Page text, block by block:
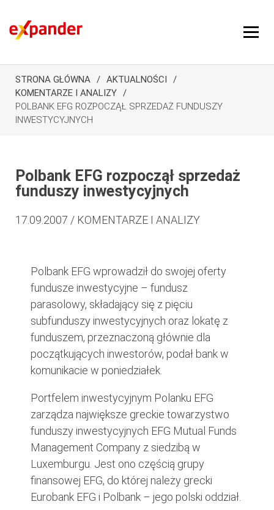
STRONA GŁÓWNA
AKTUALNOŚCI
KOMENTARZE I ANALIZY
POLBANK EFG ROZPOCZĄŁ SPRZEDAŻ FUNDUSZY
INWESTYCYJNYCH
Polbank EFG rozpoczął sprzedaż
funduszy inwestycyjnych
17.09.2007 / KOMENTARZE I ANALIZY
Polbank EFG wprowadził do swojej oferty
fundusze inwestycyjne – fundusz
parasolowy, składający się z pięciu
subfunduszy inwestycyjnych oraz lokatę z
funduszem, przeznaczoną głównie dla
początkujących inwestorów, podał bank w
komunikacie w poniedziałek.
Portfelem inwestycyjnym Polanku EFG
zarządza największe greckie towarzystwo
funduszy inwestycyjnych EFG Mutual Funds
Management Company z siedzibą w
Luxemburgu. Jest ono częścią grupy
finansowej EFG, do której należy grecki
Eurobank EFG i Polbank – jego polski oddział.